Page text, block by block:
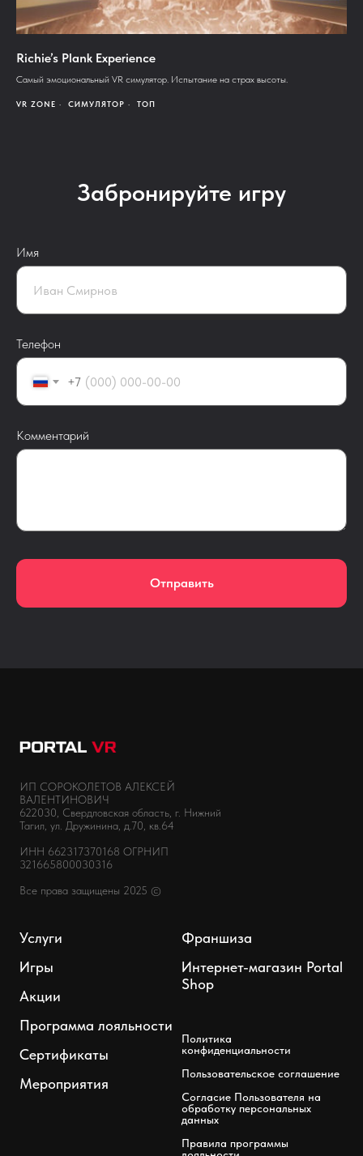
Richie’s Plank Experience
Самый эмоциональный VR симулятор. Испытание на страх высоты.
VR ZONE СИМУЛЯТОР ТОП
Забронируйте игру
Имя
Телефон
+7
Комментарий
Отправить
ИП СОРОКОЛЕТОВ АЛЕКСЕЙ
ВАЛЕНТИНОВИЧ
622030, Свердловская область, г. Нижний
Тагил, ул. Дружинина, д.70, кв.64
ИНН 662317370168 ОГРНИП
321665800030316
Все права защищены 2025 ©
Услуги
Игры
Акции
Программа лояльности
Сертификаты
Мероприятия
Франшиза
Интернет-магазин Portal
Shop
Политика
конфиденциальности
Пользовательское соглашение
Согласие Пользователя на
обработку персональных
данных
Правила программы